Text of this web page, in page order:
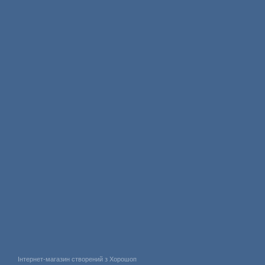
Інтернет-магазин створений з Хорошоп